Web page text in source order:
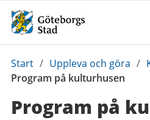
Du
är
Start / Uppleva och göra /
Program på kulturhusen
Program på